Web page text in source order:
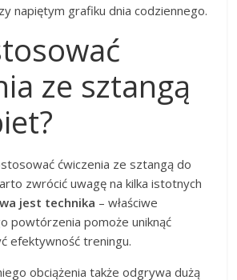
napiętym grafiku dnia codziennego.
ze sztangą
ćwiczenia ze sztangą do
zwrócić uwagę na kilka istotnych
jest technika – właściwe
powtórzenia pomoże uniknąć
efektywność treningu.
obciążenia także odgrywa dużą